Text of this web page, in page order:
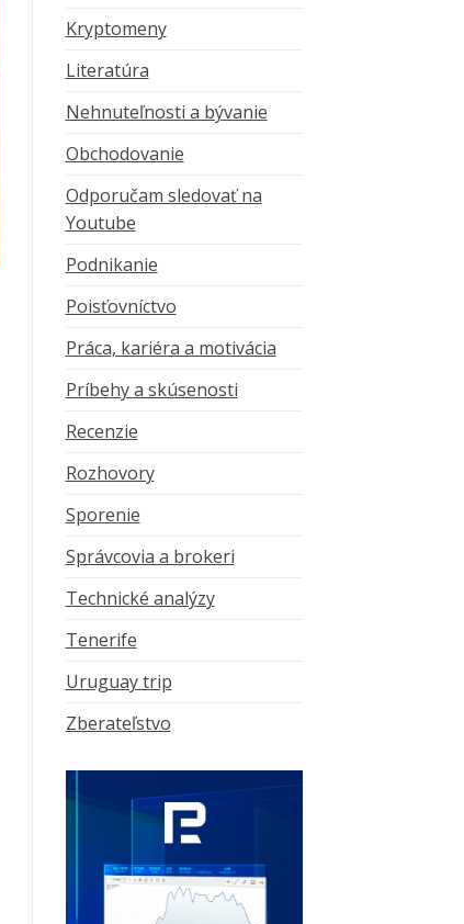
Kryptomeny
Literatúra
Nehnuteľnosti a bývanie
Obchodovanie
Odporučam sledovať na
Youtube
Podnikanie
Poisťovníctvo
Práca, kariéra a motivácia
Príbehy a skúsenosti
Recenzie
Rozhovory
Sporenie
Správcovia a brokeri
Technické analýzy
Tenerife
Uruguay trip
Zberateľstvo